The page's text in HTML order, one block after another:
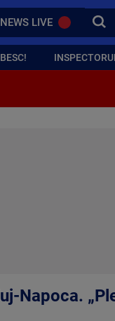
LIVE
Napoca.